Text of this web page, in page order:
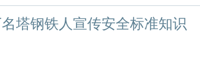
塔钢铁人宣传安全标准知识